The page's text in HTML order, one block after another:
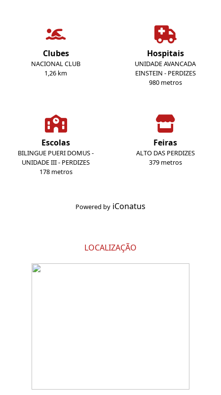
Clubes
NACIONAL CLUB
1,26 km
Hospitais
UNIDADE AVANCADA
EINSTEIN - PERDIZES
980 metros
Escolas
BILINGUE PUERI DOMUS -
UNIDADE III - PERDIZES
178 metros
Feiras
ALTO DAS PERDIZES
379 metros
Powered by iConatus
LOCALIZAÇÃO